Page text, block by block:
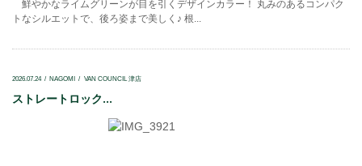
鮮やかなライムグリーンが目を引くデザインカラー！ 丸みのあるコンパク
トなシルエットで、後ろ姿まで美しく♪ 根...
2026.07.24 NAGOMI VAN COUNCIL 津店
ストレートロック...